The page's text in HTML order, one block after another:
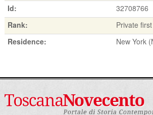
Id:
32708766
Rank:
Private
Residence:
New York